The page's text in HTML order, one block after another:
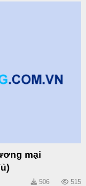
mại
506 515